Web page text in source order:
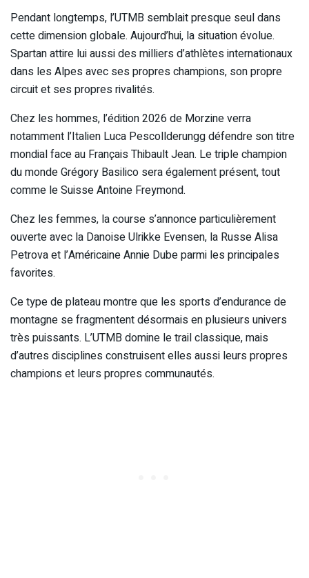
Pendant longtemps, l’UTMB semblait presque seul dans
cette dimension globale. Aujourd’hui, la situation évolue.
Spartan attire lui aussi des milliers d’athlètes internationaux
dans les Alpes avec ses propres champions, son propre
circuit et ses propres rivalités.
Chez les hommes, l’édition 2026 de Morzine verra
notamment l’Italien Luca Pescollderungg défendre son titre
mondial face au Français Thibault Jean. Le triple champion
du monde Grégory Basilico sera également présent, tout
comme le Suisse Antoine Freymond.
Chez les femmes, la course s’annonce particulièrement
ouverte avec la Danoise Ulrikke Evensen, la Russe Alisa
Petrova et l’Américaine Annie Dube parmi les principales
favorites.
Ce type de plateau montre que les sports d’endurance de
montagne se fragmentent désormais en plusieurs univers
très puissants. L’UTMB domine le trail classique, mais
d’autres disciplines construisent elles aussi leurs propres
champions et leurs propres communautés.